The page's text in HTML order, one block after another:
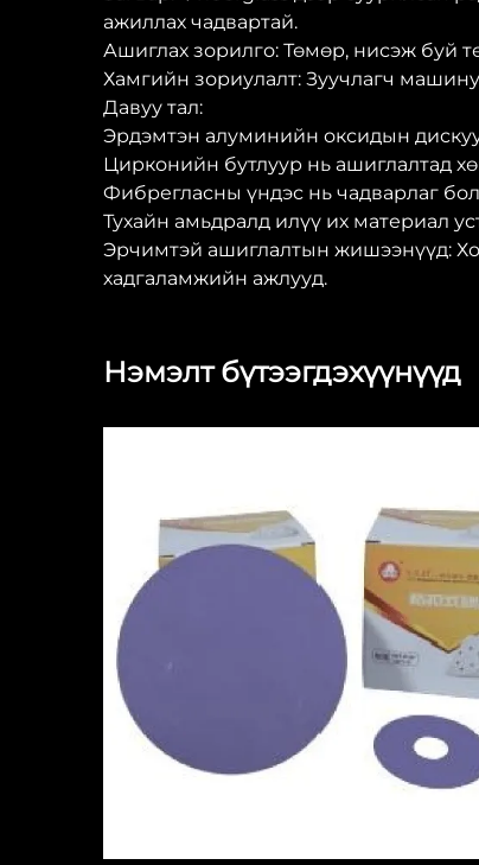
ажиллах чадвартай.
Ашиглах зорилго: Төмөр, нисэж буй
Хамгийн зориулалт: Зуучлагч
Давуу тал:
Эрдэмтэн алуминийн оксидын
Цирконийн бутлуур нь ашиглалтад
Фибрегласны үндэс нь чадварлаг
Тухайн амьдралд илүү их материал
Эрчимтэй ашиглалтын жишээнүүд:
хадгаламжийн ажлууд.
Нэмэлт бүтээгдэхүүнүүд